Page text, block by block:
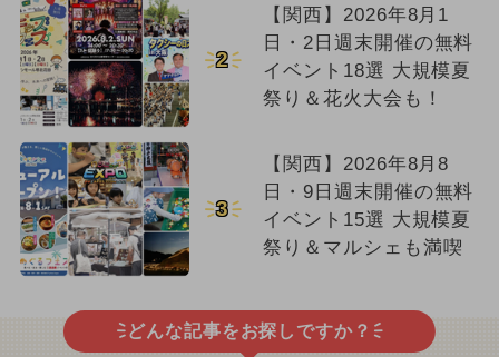
2
【関西】2026年8月1
日・2日週末開催の無料
イベント18選 大規模夏
祭り＆花火大会も！
3
【関西】2026年8月8
日・9日週末開催の無料
イベント15選 大規模夏
祭り＆マルシェも満喫
どんな記事をお探しですか？